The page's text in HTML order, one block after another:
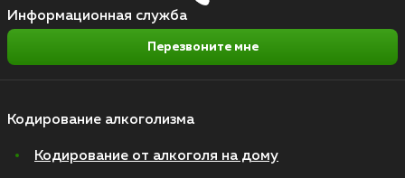
Кодирование алкоголизма
Кодирование от алкоголя на дому
Информационная служба
Перезвоните мне